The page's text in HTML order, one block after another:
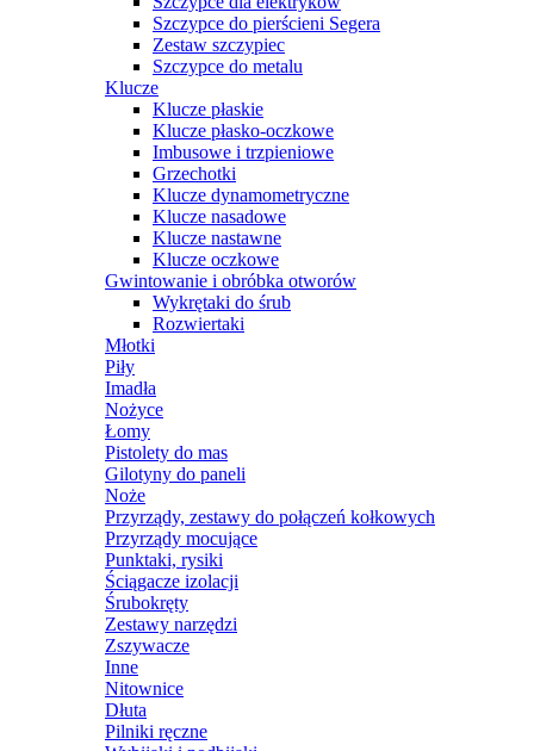
Szczypce do pierścieni Segera
Zestaw szczypiec
Szczypce do metalu
Klucze
Klucze płaskie
Klucze płasko-oczkowe
Imbusowe i trzpieniowe
Grzechotki
Klucze dynamometryczne
Klucze nasadowe
Klucze nastawne
Klucze oczkowe
Gwintowanie i obróbka otworów
Wykrętaki do śrub
Rozwiertaki
Młotki
Piły
Imadła
Nożyce
Łomy
Pistolety do mas
Gilotyny do paneli
Noże
Przyrządy, zestawy do połączeń kołkowych
Przyrządy mocujące
Punktaki, rysiki
Ściągacze izolacji
Śrubokręty
Zestawy narzędzi
Zszywacze
Inne
Nitownice
Dłuta
Pilniki ręczne